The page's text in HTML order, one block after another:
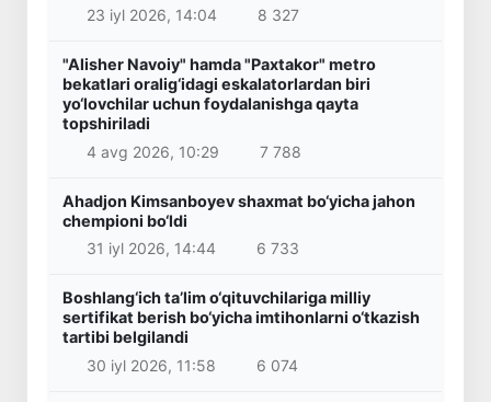
23 iyl 2026, 14:04
8 327
"Alisher Navoiy" hamda "Paxtakor" metro
bekatlari oralig‘idagi eskalatorlardan biri
yo‘lovchilar uchun foydalanishga qayta
topshiriladi
4 avg 2026, 10:29
7 788
Ahadjon Kimsanboyev shaxmat bo‘yicha jahon
chempioni bo‘ldi
31 iyl 2026, 14:44
6 733
Boshlang‘ich ta’lim o‘qituvchilariga milliy
sertifikat berish bo‘yicha imtihonlarni o‘tkazish
tartibi belgilandi
30 iyl 2026, 11:58
6 074